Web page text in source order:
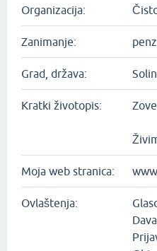
Organizacija:
Zanimanje:
Grad, država:
Kratki životopis:
Moja web stranica: www
Ovlaštenja: